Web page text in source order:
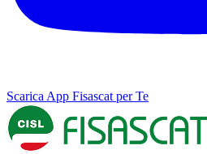
Scarica App Fisascat per Te